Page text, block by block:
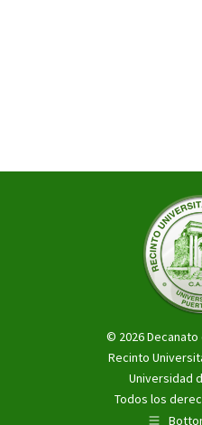
© 2026
Recinto
Universidad
Todos los